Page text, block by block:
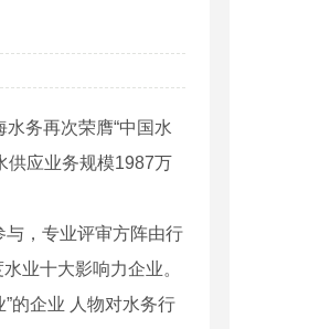
务再次荣膺“中国水
供应业务规模1987万
与，专业评审方阵由行
业十大影响力企业。
的企业 人物对水务行